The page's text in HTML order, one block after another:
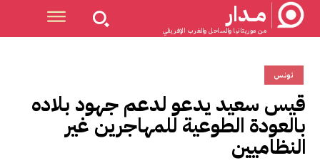
مــدار
من موريتانيا والساحل والغرب الإفريقي
تونس
قيس سعيد يدعو لدعم جهود بلاده
بالعودة الطوعية للمهاجرين غير
النظاميين